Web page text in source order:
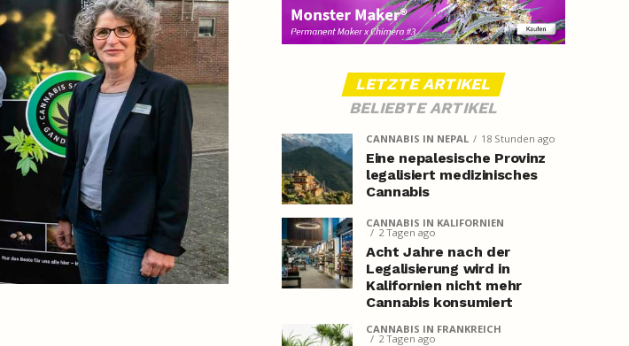
LETZTE ARTIKEL
BELIEBTE ARTIKEL
CANNABIS IN NEPAL 18 Stunden ago
Eine nepalesische Provinz
legalisiert medizinisches
Cannabis
CANNABIS IN KALIFORNIEN
2 Tagen ago
Acht Jahre nach der
Legalisierung wird in
Kalifornien nicht mehr
Cannabis konsumiert
CANNABIS IN FRANKREICH
2 Tagen ago